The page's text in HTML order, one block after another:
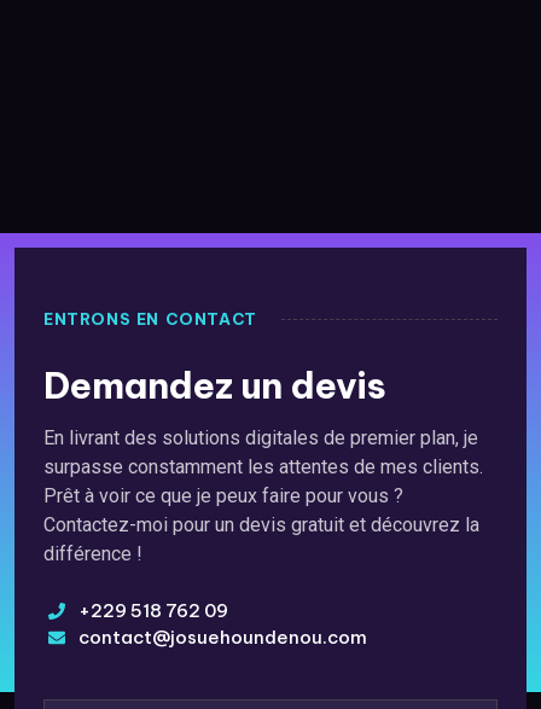
ENTRONS EN CONTACT
Demandez un devis
En livrant des solutions digitales de premier plan, je
surpasse constamment les attentes de mes clients.
Prêt à voir ce que je peux faire pour vous ?
Contactez-moi pour un devis gratuit et découvrez la
différence !
+229 518 762 09
contact@josuehoundenou.com